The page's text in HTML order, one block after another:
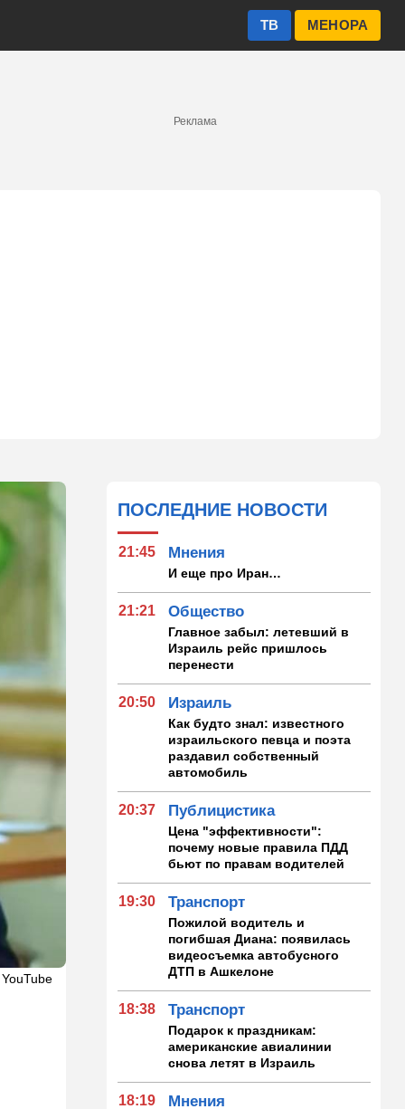
МЕНОРА
ТВ
Реклама
ПОСЛЕДНИЕ НОВОСТИ
21:45 Мнения
И еще про Иран…
21:21 Общество
Главное забыл: летевший в
Израиль рейс пришлось
перенести
20:50 Израиль
Как будто знал: известного
израильского певца и поэта
раздавил собственный
автомобиль
20:37 Публицистика
Цена "эффективности":
почему новые правила ПДД
бьют по правам водителей
19:30 Транспорт
Пожилой водитель и
погибшая Диана: появилась
видеосъемка автобусного
ДТП в Ашкелоне
18:38 Транспорт
Подарок к праздникам:
американские авиалинии
снова летят в Израиль
18:19 Мнения